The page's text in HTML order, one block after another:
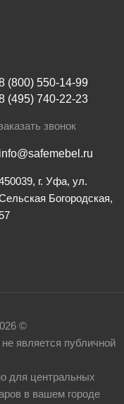
(800) 550-14-99
(495) 740-22-23
звонок
info@safemebel.ru
г. Уфа, ул.
Богородская,
©
является публичной
для центральных
в вашем городе